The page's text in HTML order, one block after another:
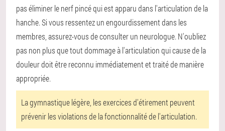
pas éliminer le nerf pincé qui est apparu dans l'articulation de la
hanche. Si vous ressentez un engourdissement dans les
membres, assurez-vous de consulter un neurologue. N'oubliez
pas non plus que tout dommage à l'articulation qui cause de la
douleur doit être reconnu immédiatement et traité de manière
appropriée.
La gymnastique légère, les exercices d'étirement peuvent
prévenir les violations de la fonctionnalité de l'articulation.